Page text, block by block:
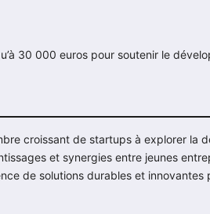
30 000 euros pour soutenir le
croissant de startups à explorer la
et synergies entre jeunes
de solutions durables et